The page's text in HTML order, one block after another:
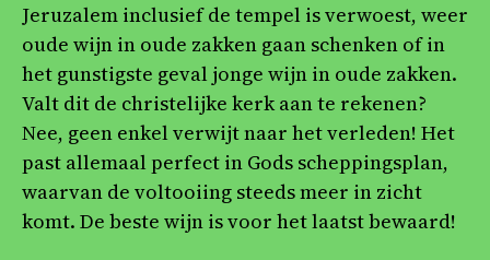
Jeruzalem inclusief de tempel is verwoest, weer
oude wijn in oude zakken gaan schenken of in
het gunstigste geval jonge wijn in oude zakken.
Valt dit de christelijke kerk aan te rekenen?
Nee, geen enkel verwijt naar het verleden! Het
past allemaal perfect in Gods scheppingsplan,
waarvan de voltooiing steeds meer in zicht
komt. De beste wijn is voor het laatst bewaard!